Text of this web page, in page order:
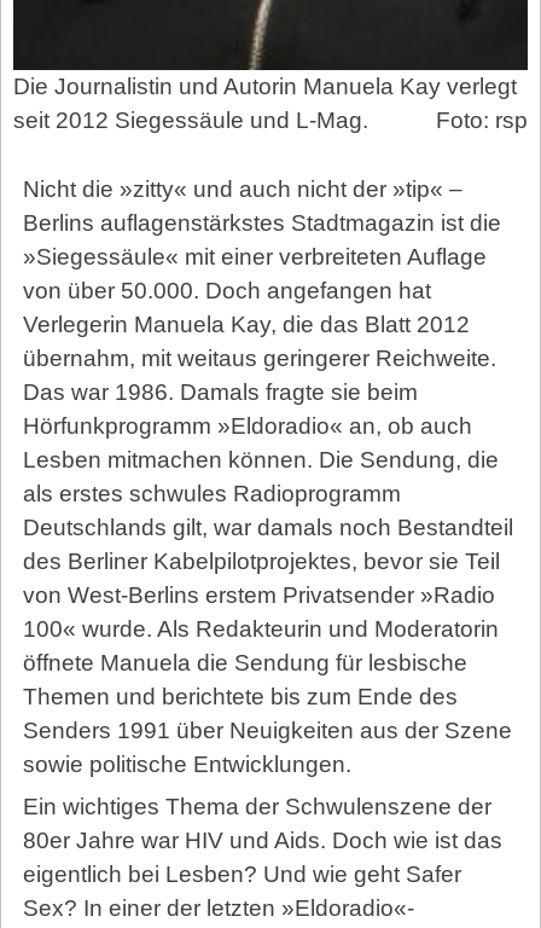
Die Journalistin und Autorin Manuela Kay verlegt
seit 2012 Siegessäule und L-Mag.
Foto: rsp
Nicht die »zitty« und auch nicht der »tip« –
Berlins auflagenstärks­tes Stadtmagazin ist die
»Siegessäule« mit einer verbreiteten Auflage
von über 50.000. Doch angefangen hat
Verlegerin Manuela Kay, die das Blatt 2012
übernahm, mit weitaus geringerer Reichweite.
Das war 1986. Damals fragte sie beim
Hörfunkprogramm »Eldoradio« an, ob auch
Lesben mitmachen können. Die Sendung, die
als erstes schwules Radioprogramm
Deutschlands gilt, war damals noch Bestandteil
des Berliner Kabelpilotprojektes, bevor sie Teil
von West-Berlins erstem Privatsender »Radio
100« wurde. Als Redakteurin und Moderatorin
öffnete Manuela die Sendung für lesbische
Themen und berichtete bis zum Ende des
Senders 1991 über Neuigkeiten aus der Szene
sowie politische Entwicklungen.
Ein wichtiges Thema der Schwulenszene der
80er Jahre war HIV und Aids. Doch wie ist das
eigentlich bei Lesben? Und wie geht Safer
Sex? In einer der letzten »Eldoradio«-